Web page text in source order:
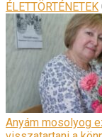
ÉLETTÖRTÉNETEK
Anyám mosolyog